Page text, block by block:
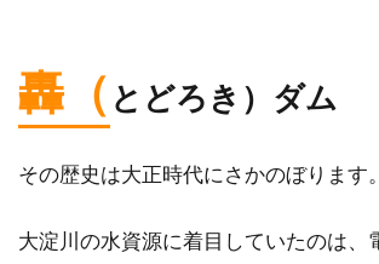
轟（ とどろき）ダム
その歴史は大正時代にさかのぼります。
大淀川の水資源に着目していたのは、